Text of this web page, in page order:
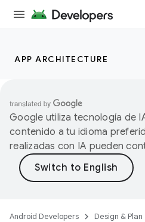
APP ARCHITECTURE
Google utiliza tecnología de
contenido a tu idioma
realizadas con IA pueden
Android Developers Design & Plan